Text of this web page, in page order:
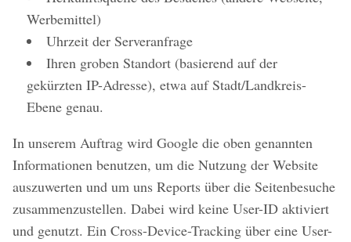
Werbemittel)
Uhrzeit der Serveranfrage
Ihren groben Standort (basierend auf der
gekürzten IP-Adresse), etwa auf Stadt/Landkreis-
Ebene genau.
In unserem Auftrag wird Google die oben genannten
Informationen benutzen, um die Nutzung der Website
auszuwerten und um uns Reports über die Seitenbesuche
zusammenzustellen. Dabei wird keine User-ID aktiviert
und genutzt. Ein Cross-Device-Tracking über eine User-